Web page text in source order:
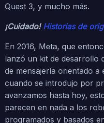
Quest 3, y mucho más.
¡Cuidado! Historias de
En 2016, Meta, que
lanzó un kit de desarrollo
de mensajería orientado a
cuando se introdujo por
avanzamos hasta hoy,
parecen en nada a los
programados y basados